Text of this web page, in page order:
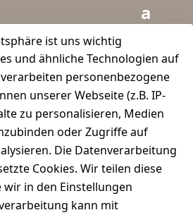
ist uns wichtig
und ähnliche Technologien auf
personenbezogene
unserer Webseite (z.B. IP-
zu personalisieren, Medien
oder Zugriffe auf
Die Datenverarbeitung
Cookies. Wir teilen diese
in den Einstellungen
kann mit
a
d
m
e
i
s